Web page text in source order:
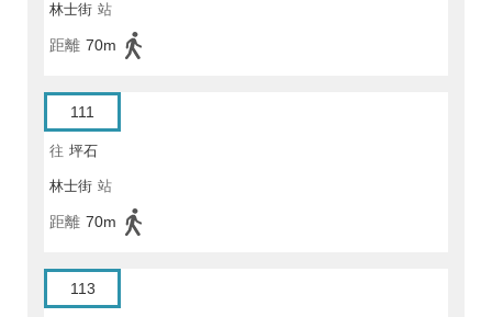
林士街 站
距離 70m
111
往 坪石
林士街 站
距離 70m
113